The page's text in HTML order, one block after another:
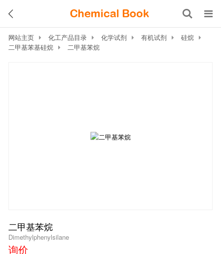
网站主页 化工产品目录 化学试剂 有机试剂
硅烷
二甲基苯基硅烷
二甲基苯烷
二甲基苯烷
Dimethylphenylsilane
询价